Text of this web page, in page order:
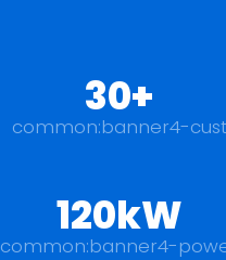
30+
common:banner4-cust
120kW
common:banner4-